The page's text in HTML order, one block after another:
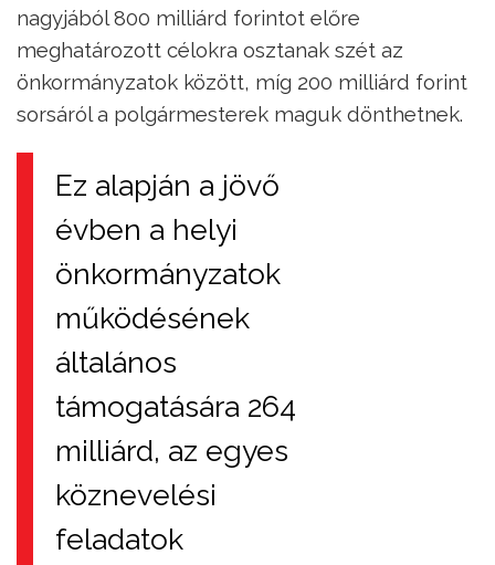
nagyjából 800 milliárd forintot előre
meghatározott célokra osztanak szét az
önkormányzatok között, míg 200 milliárd forint
sorsáról a polgármesterek maguk dönthetnek.
Ez alapján a jövő
évben a helyi
önkormányzatok
működésének
általános
támogatására 264
milliárd, az egyes
köznevelési
feladatok